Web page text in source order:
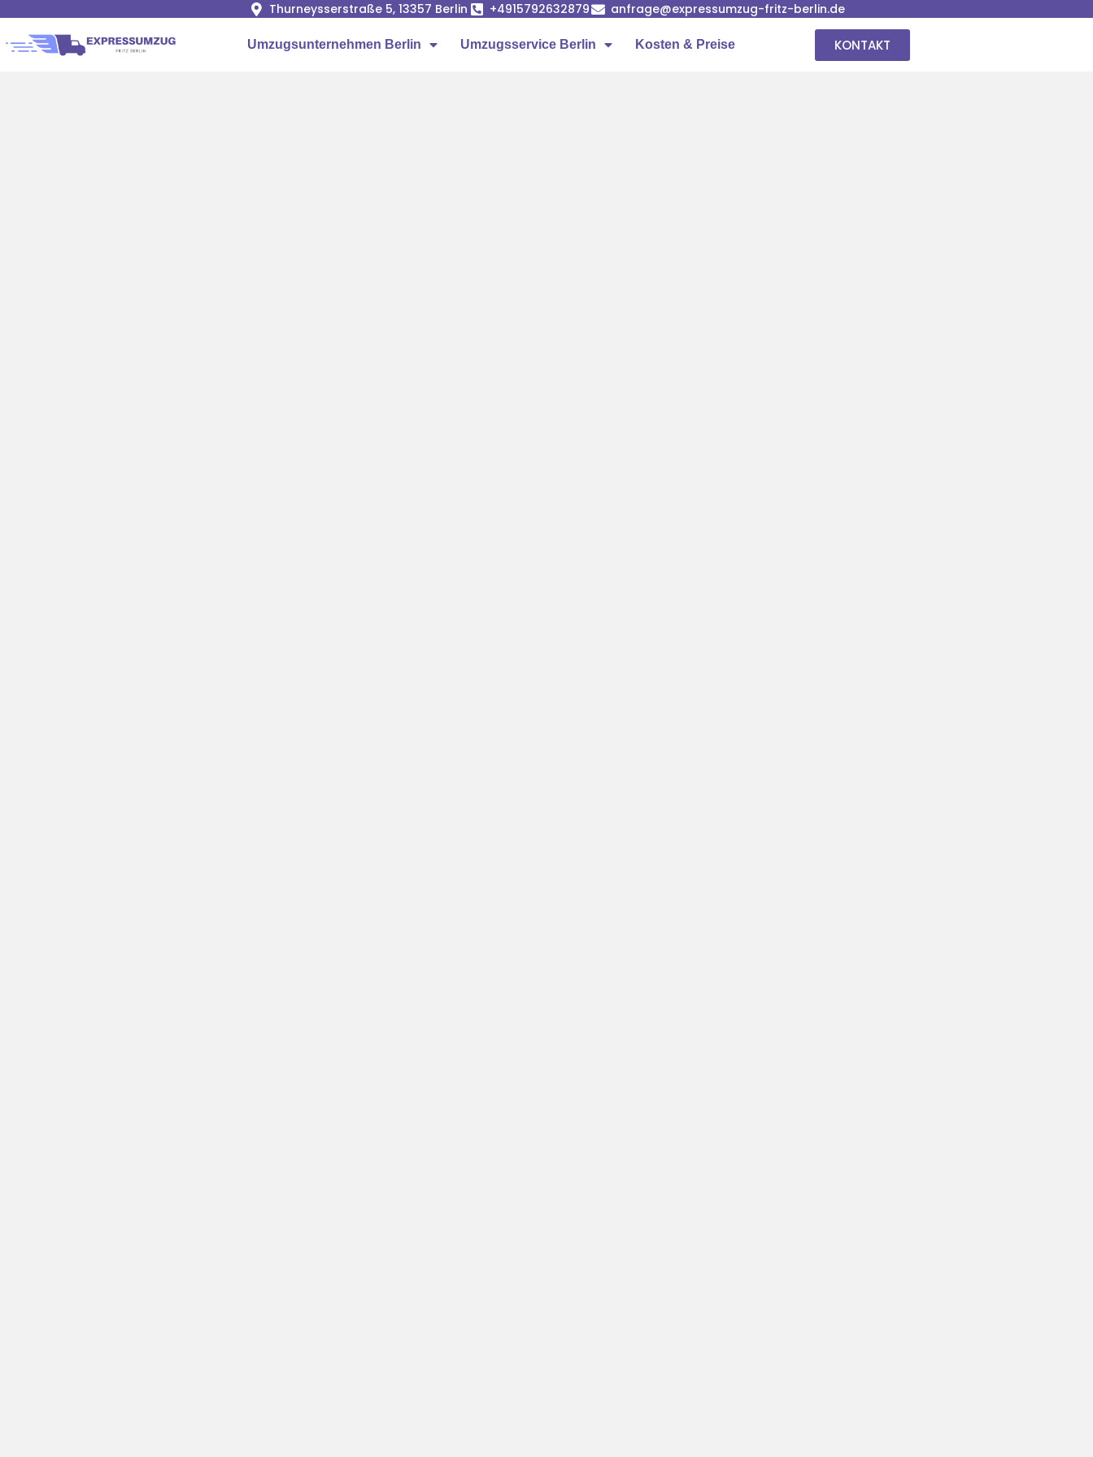
Thurneysserstraße 5, 13357 Berlin +4915792632879 anfrage@expressumzug-fritz-berlin.de
Umzugsunternehmen Berlin Umzugsservice Berlin Kosten & Preise KONTAKT